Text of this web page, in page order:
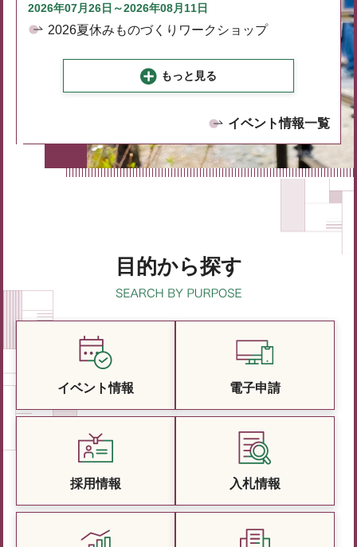
2026年07月26日～2026年08月11日
2026夏休みものづくりワークショップ
もっと見る
イベント情報一覧
目的から探す
イベント情報 電子申請
採用情報 入札情報